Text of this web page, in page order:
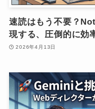
速読はもう不要？
現する、圧倒的に効
2026年4月13日